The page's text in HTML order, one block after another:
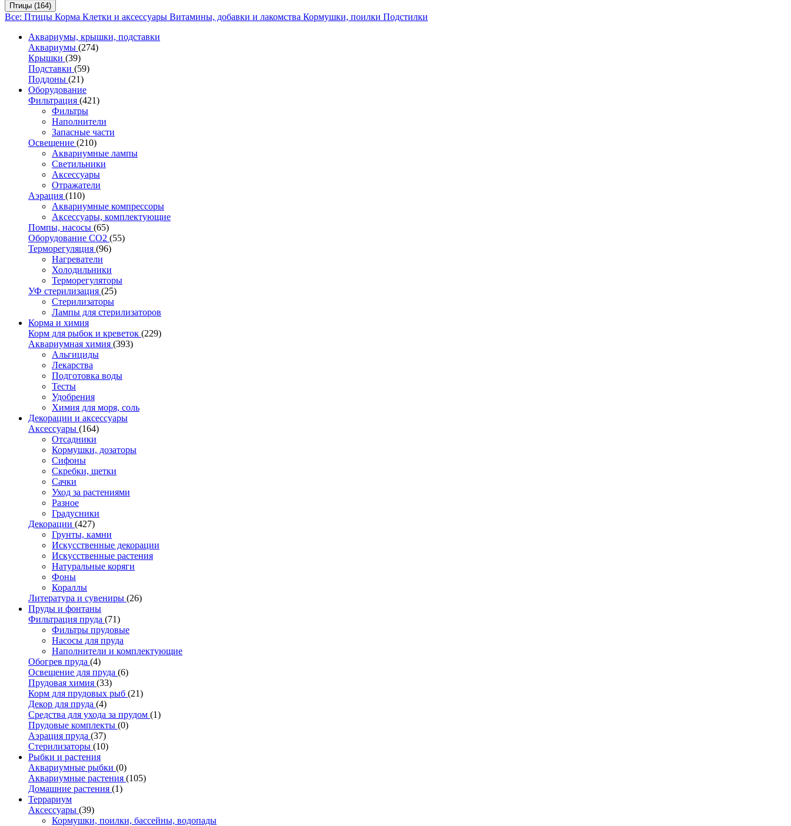
Птицы (164)
Все: Птицы Корма Клетки и аксессуары Витамины, добавки и лакомства Кормушки, поилки Подстилки
Аквариумы, крышки, подставки
Аквариумы (274)
Крышки (39)
Подставки (59)
Поддоны (21)
Оборудование
Фильтрация (421)
Фильтры
Наполнители
Запасные части
Освещение (210)
Аквариумные лампы
Светильники
Аксессуары
Отражатели
Аэрация (110)
Аквариумные компрессоры
Аксессуары, комплектующие
Помпы, насосы (65)
Оборудование CO2 (55)
Терморегуляция (96)
Нагреватели
Холодильники
Терморегуляторы
УФ стерилизация (25)
Стерилизаторы
Лампы для стерилизаторов
Корма и химия
Корм для рыбок и креветок (229)
Аквариумная химия (393)
Альгициды
Лекарства
Подготовка воды
Тесты
Удобрения
Химия для моря, соль
Декорации и аксессуары
Аксессуары (164)
Отсадники
Кормушки, дозаторы
Сифоны
Скребки, щетки
Сачки
Уход за растениями
Разное
Градусники
Декорации (427)
Грунты, камни
Искусственные декорации
Искусственные растения
Натуральные коряги
Фоны
Кораллы
Литература и сувениры (26)
Пруды и фонтаны
Фильтрация пруда (71)
Фильтры прудовые
Насосы для пруда
Наполнители и комплектующие
Обогрев пруда (4)
Освещение для пруда (6)
Прудовая химия (33)
Корм для прудовых рыб (21)
Декор для пруда (4)
Средства для ухода за прудом (1)
Прудовые комплекты (0)
Аэрация пруда (37)
Стерилизаторы (10)
Рыбки и растения
Аквариумные рыбки (0)
Аквариумные растения (105)
Домашние растения (1)
Террариум
Аксессуары (39)
Кормушки, поилки, бассейны, водопады